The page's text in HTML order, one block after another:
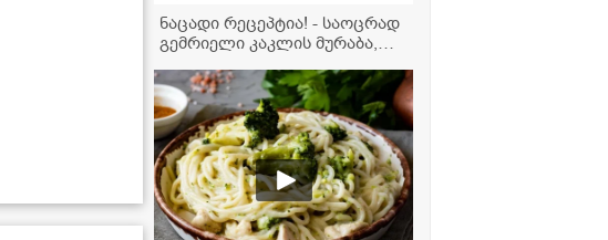
ნაცადი რეცეპტია! - საოცრად
გემრიელი კაკლის მურაბა,
სცადოთ